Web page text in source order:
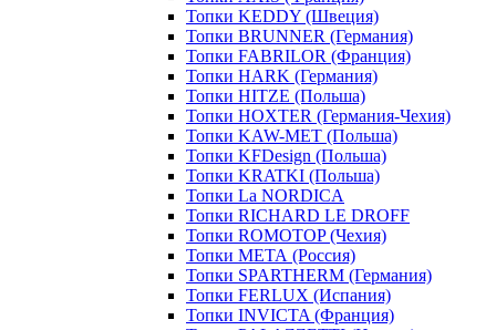
Топки KEDDY (Швеция)
Топки BRUNNER (Германия)
Топки FABRILOR (Франция)
Топки HARK (Германия)
Топки HITZE (Польша)
Топки HOXTER (Германия-Чехия)
Топки KAW-MET (Польша)
Топки KFDesign (Польша)
Топки KRATKI (Польша)
Топки La NORDICA
Топки RICHARD LE DROFF
Топки ROMOTOP (Чехия)
Топки МЕТА (Россия)
Топки SPARTHERM (Германия)
Топки FERLUX (Испания)
Топки INVICTA (Франция)